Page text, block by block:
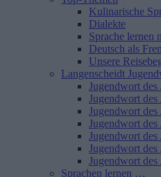
Kulinarische
Dialekte
Sprache lernen
Deutsch als
Unsere
Langenscheidt
Jugendwort des
Jugendwort des
Jugendwort des
Jugendwort des
Jugendwort des
Jugendwort des
Jugendwort des
Sprachen lernen …